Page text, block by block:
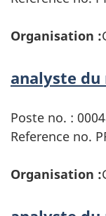
Organisation :
analyste
Poste no. :
Reference no.
Organisation :